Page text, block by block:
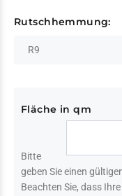
Rutschhemmung:
Fläche in qm
Bitte
geben Sie einen
Beachten Sie, dass